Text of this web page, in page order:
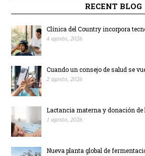
RECENT BLOG
Clínica del Country incorpora
4 agosto, 2026
Cuando un consejo de salud se
2 agosto, 2026
Lactancia materna y donación de
1 agosto, 2026
Nueva planta global de